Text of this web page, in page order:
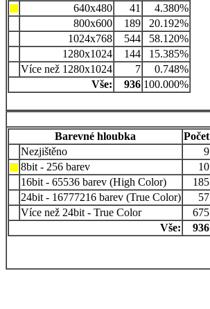
640x480
41
4.380%
800x600
189
20.192%
1024x768
544
58.120%
1280x1024
144
15.385%
Více než 1280x1024
7
0.748%
Vše:
936 100.000%
Barevné hloubka
Počet
Nezjištěno
9
8bit - 256 barev
10
16bit - 65536 barev (High Color)
185
24bit - 16777216 barev (True Color)
57
Více než 24bit - True Color
675
Vše:
936